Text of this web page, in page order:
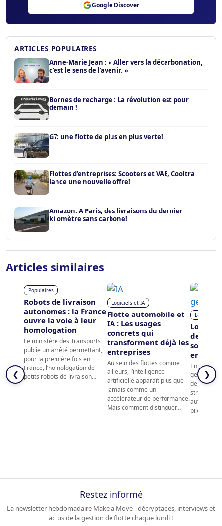
Google Discover
ARTICLES POPULAIRES
Anne-Marie Jean : « Aller vers la décarbonation,
c’est le sens de l’avenir. »
Bornes de recharge : La révolution est pour
demain !
G7: une flotte de plus en plus verte!
Flottes d’entreprises: Scooters et VAE, Cooltra
lance une nouvelle offre!
Amazon: A Paris, des livraisons du dernier
kilomètre sans carbone!
Articles similaires
❮
Populaires
Robots de livraison
autonomes : la France
ouvre la voie à leur
homologation
Le ministère des Transports
publie un arrêté permettant,
pour la première fois en
France, l’homologation de
petits robots de livraison…
Logiciels et IA
Flotte automobile et
IA : Les usages
concrets qui
transforment déjà les
entreprises
Au sein des flottes comme
ailleurs, l’intelligence
artificielle apparaît plus que
jamais comme un
accélérateur de performance.
Mais comment distinguer…
Logiciels
de
En 2026,
gestion de
de
pilotage
❯
Restez informé
La newsletter hebdomadaire Make a Move - décryptages, interviews et
actus de la gestion de flotte chaque lundi !